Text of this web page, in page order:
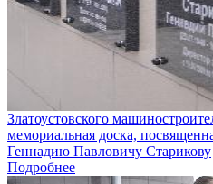
Златоустовского
мемориальная доска,
Геннадию Павловичу Старикову
Подробнее